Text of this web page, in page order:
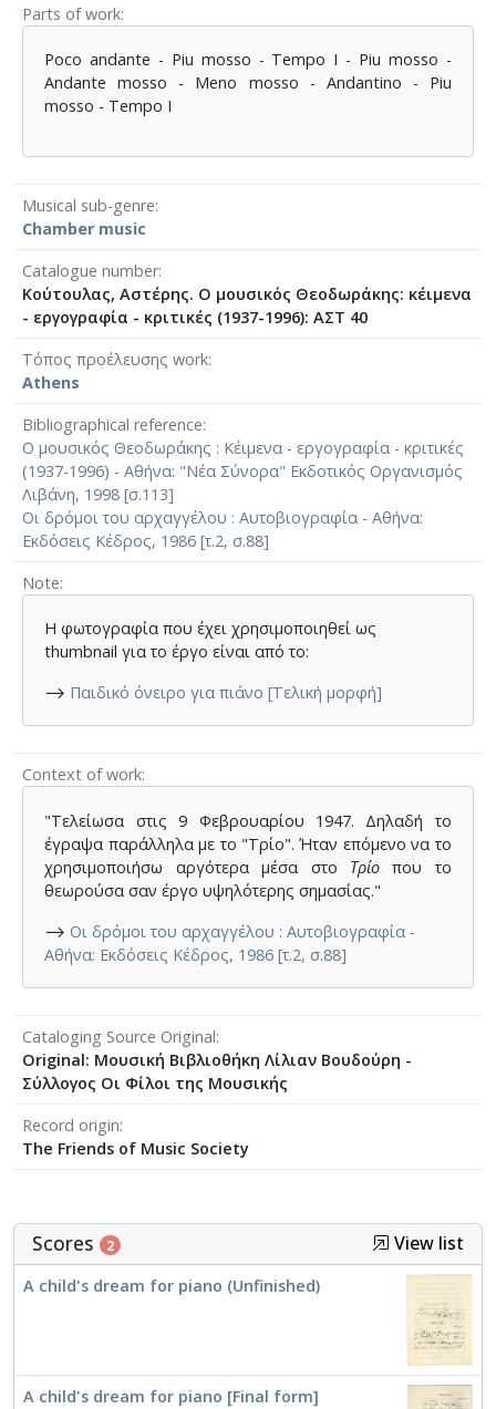
Parts of work
Poco andante - Piu mosso - Tempo I - Piu mosso -
Andante mosso - Meno mosso - Andantino - Piu
mosso - Tempo I
Musical sub-genre
Chamber music
Catalogue number
Κούτουλας, Αστέρης. Ο μουσικός Θεοδωράκης: κέιμενα
- εργογραφία - κριτικές (1937-1996): ΑΣΤ 40
Τόπος προέλευσης work
Athens
Bibliographical reference
Ο μουσικός Θεοδωράκης : Κέιμενα - εργογραφία - κριτικές
(1937-1996) - Αθήνα: "Νέα Σύνορα" Εκδοτικός Οργανισμός
Λιβάνη, 1998 [σ.113]
Οι δρόμοι του αρχαγγέλου : Αυτοβιογραφία - Αθήνα:
Εκδόσεις Κέδρος, 1986 [τ.2, σ.88]
Note
Η φωτογραφία που έχει χρησιμοποιηθεί ως
thumbnail για το έργο είναι από το:
⟶ Παιδικό όνειρο για πιάνο [Τελική μορφή]
Context of work
"Τελείωσα στις 9 Φεβρουαρίου 1947. Δηλαδή το
έγραψα παράλληλα με το "Τρίο". Ήταν επόμενο να το
χρησιμοποιήσω αργότερα μέσα στο Τρίοπου το
θεωρούσα σαν έργο υψηλότερης σημασίας."
⟶ Οι δρόμοι του αρχαγγέλου : Αυτοβιογραφία -
Αθήνα: Εκδόσεις Κέδρος, 1986 [τ.2, σ.88]
Cataloging Source Original
Original: Μουσική Βιβλιοθήκη Λίλιαν Βουδούρη -
Σύλλογος Οι Φίλοι της Μουσικής
Record origin
The Friends of Music Society
Scores 2 View list
A child's dream for piano (Unfinished)
A child's dream for piano [Final form]